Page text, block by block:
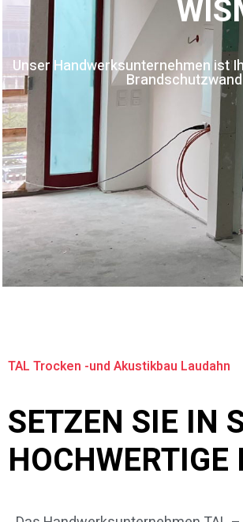
Unser Handwerksunternehmen ist
TAL Trocken -und Akustikbau Laudahn
SETZEN SIE IN
HOCHWERTIGE